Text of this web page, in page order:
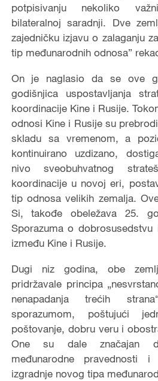
potpisivanju nekoliko
bilateralnoj saradnji. Dve
zajedničku izjavu o zalaganju
tip međunarodnih odnosa”
On je naglasio da se ove
godišnjica uspostavljanja
koordinacije Kine i Rusije.
odnosi Kine i Rusije su
skladu sa vremenom, a
kontinuirano uzdizano,
nivo sveobuhvatnog
koordinacije u novoj eri,
tip odnosa velikih zemalja.
Si, takođe obeležava 25.
Sporazuma o
između Kine i Rusije.
Dugi niz godina, obe
pridržavale principa
nenapadanja trećih
sporazumom, poštujući
poštovanje, dobru veru i
One su dale značajan
međunarodne pravednosti
izgradnje novog tipa